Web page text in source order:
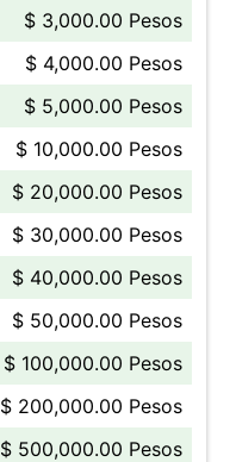
$ 3,000.00 Pesos
$ 4,000.00 Pesos
$ 5,000.00 Pesos
$ 10,000.00 Pesos
$ 20,000.00 Pesos
$ 30,000.00 Pesos
$ 40,000.00 Pesos
$ 50,000.00 Pesos
$ 100,000.00 Pesos
$ 200,000.00 Pesos
$ 500,000.00 Pesos